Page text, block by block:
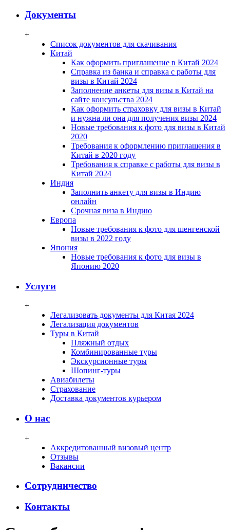
Документы
+
Список документов для скачивания
Китай
Как оформить приглашение в Китай 2024
Справка из банка и справка с работы для
визы в Китай 2024
Заполнение анкеты для визы в Китай на
сайте консульства 2024
Как оформить страховку для визы в Китай
и нужна ли она для получения визы 2024
Новые требования к фото для визы в Китай
2020
Требования к оформлению приглашения в
Китай в 2020 году
Требования к справке с работы для визы в
Китай 2024
Индия
Заполнить анкету для визы в Индию
онлайн
Срочная виза в Индию
Европа
Новые требования к фото для шенгенской
визы в 2022 году
Япония
Новые требования к фото для визы в
Японию 2020
Услуги
+
Легализовать документы для Китая 2024
Легализация документов
Туры в Китай
Пляжный отдых
Комбинированные туры
Экскурсионные туры
Шопинг-туры
Авиабилеты
Страхование
Доставка документов курьером
О нас
+
Аккредитованный визовый центр
Отзывы
Вакансии
Сотрудничество
Контакты